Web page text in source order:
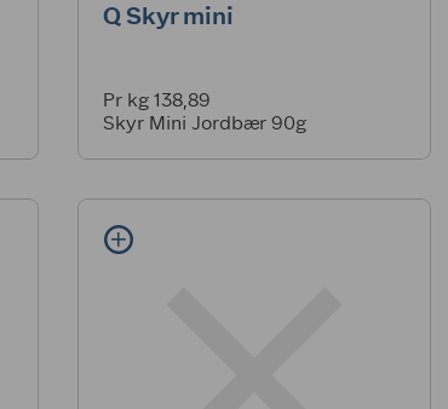
Q Skyr mini
Pr kg 138,89
Skyr Mini Jordbær 90g